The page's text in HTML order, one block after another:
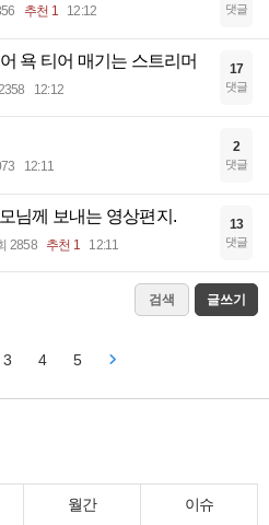
추천 1 12:12 댓글
욕 티어 매기는 스트리머
12:12
17
댓글
12:11
2
댓글
님께 보내는 영상편지.
2858 추천 1 12:11
13
댓글
검색 글쓰기
3 4 5
월간 이슈